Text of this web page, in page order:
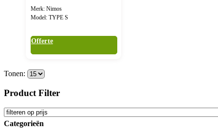
Merk: Nimos
Model: TYPE S
Offerte
Tonen:
Product Filter
Categorieën